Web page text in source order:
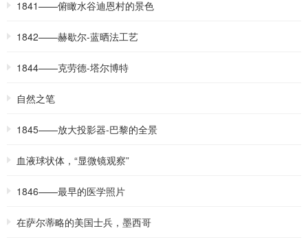
1841——俯瞰水谷迪恩村的景色
1842——赫歇尔-蓝晒法工艺
1844——克劳德-塔尔博特
自然之笔
1845——放大投影器-巴黎的全景
血液球状体，“显微镜观察”
1846——最早的医学照片
在萨尔蒂略的美国士兵，墨西哥